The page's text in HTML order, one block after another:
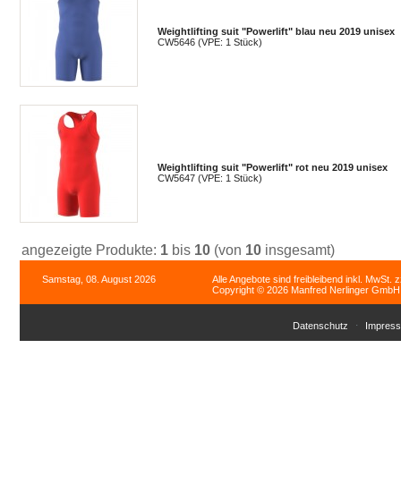
Weightlifting suit "Powerlift" blau neu 2019 unisex
CW5646 (VPE: 1 Stück)
Weightlifting suit "Powerlift" rot neu 2019 unisex
CW5647 (VPE: 1 Stück)
angezeigte Produkte: 1 bis 10 (von 10 insgesamt)
Samstag, 08. August 2026
Alle Angebote sind freibleibend inkl. MwSt.
Copyright © 2026 Manfred Nerlinger
Datenschutz